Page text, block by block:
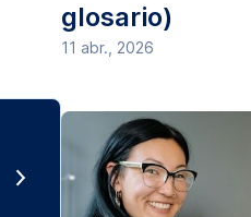
glosario)
11 abr., 2026